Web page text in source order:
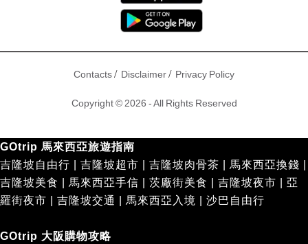
Contacts/ Disclaimer/ Privacy Policy
Copyright © 2026 - All Rights Reserved
GOtrip 馬來西亞旅遊指南
吉隆坡自由行
吉隆坡超市 吉隆坡肉骨茶 馬來西亞換錢
吉隆坡美食
馬來西亞手信 茨廠街美食 吉隆坡夜市
亞
羅街夜市
吉隆坡交通 馬來西亞入境 沙巴自由行
GOtrip 大阪購物攻略